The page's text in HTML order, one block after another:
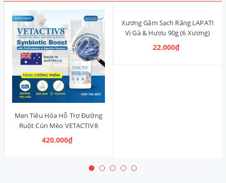
Men Tiêu Hóa Hỗ Trợ Đường
Ruột Cún Mèo VETACTIV8
Synbiotic Boost Úc 70g
420.000₫
Xương Gặm Sạch Răng LAPATI
Vị Gà & Hươu 90g (6 Xương)
22.000₫